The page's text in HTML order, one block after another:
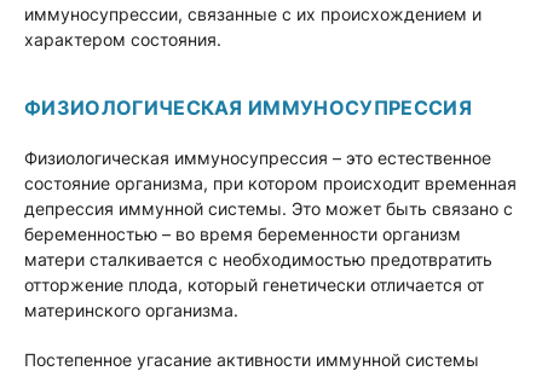
иммуносупрессии, связанные с их происхождением и
характером состояния.
ФИЗИОЛОГИЧЕСКАЯ ИММУНОСУПРЕССИЯ
Физиологическая иммуносупрессия – это естественное
состояние организма, при котором происходит временная
депрессия иммунной системы. Это может быть связано с
беременностью – во время беременности организм
матери сталкивается с необходимостью предотвратить
отторжение плода, который генетически отличается от
материнского организма.
Постепенное угасание активности иммунной системы